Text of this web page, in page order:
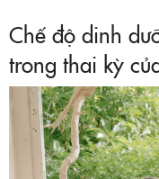
Chế độ dinh
trong thai kỳ